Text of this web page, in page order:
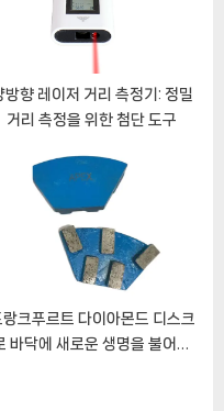
방향 레이저 거리 측정기: 정밀
거리 측정을 위한 첨단 도구
랑크푸르트 다이아몬드 디스크
바닥에 새로운 생명을 불어넣